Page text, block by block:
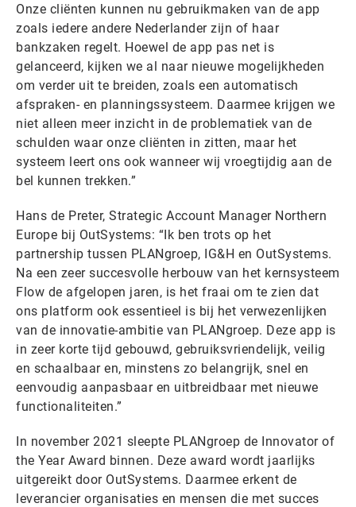
Onze cliënten kunnen nu gebruikmaken van de app
zoals iedere andere Nederlander zijn of haar
bankzaken regelt. Hoewel de app pas net is
gelanceerd, kijken we al naar nieuwe mogelijkheden
om verder uit te breiden, zoals een automatisch
afspraken- en planningssysteem. Daarmee krijgen we
niet alleen meer inzicht in de problematiek van de
schulden waar onze cliënten in zitten, maar het
systeem leert ons ook wanneer wij vroegtijdig aan de
bel kunnen trekken.”
Hans de Preter, Strategic Account Manager Northern
Europe bij OutSystems: “Ik ben trots op het
partnership tussen PLANgroep, IG&H en OutSystems.
Na een zeer succesvolle herbouw van het kernsysteem
Flow de afgelopen jaren, is het fraai om te zien dat
ons platform ook essentieel is bij het verwezenlijken
van de innovatie-ambitie van PLANgroep. Deze app is
in zeer korte tijd gebouwd, gebruiksvriendelijk, veilig
en schaalbaar en, minstens zo belangrijk, snel en
eenvoudig aanpasbaar en uitbreidbaar met nieuwe
functionaliteiten.”
In november 2021 sleepte PLANgroep de Innovator of
the Year Award binnen. Deze award wordt jaarlijks
uitgereikt door OutSystems. Daarmee erkent de
leverancier organisaties en mensen die met succes